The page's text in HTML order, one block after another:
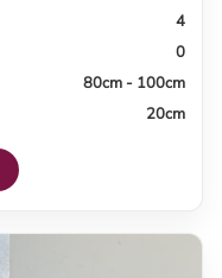
4
0
80cm - 100cm
20cm